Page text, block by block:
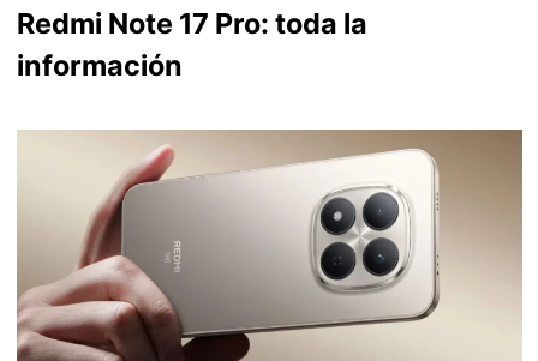
Redmi Note 17 Pro: toda la
información